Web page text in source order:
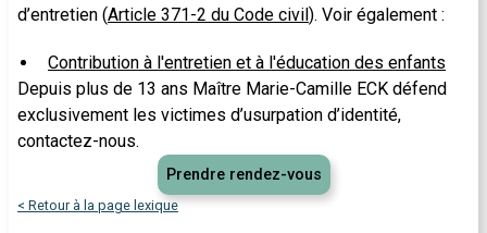
d’entretien (Article 371-2 du Code civil). Voir également :
Contribution à l'entretien et à l'éducation des enfants
Depuis plus de 13 ans Maître Marie-Camille ECK défend
exclusivement les victimes d’usurpation d’identité,
contactez-nous.
Prendre rendez-vous
< Retour à la page lexique